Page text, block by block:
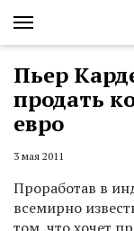
Пьер
продать
евро
3 мая 2011
Проработав в
всемирно